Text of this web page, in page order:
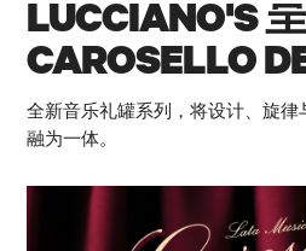
LUCCIANO'S
CAROSELLO
MAESTRO」
全新音乐礼罐系列，将设计、旋
融为一体。